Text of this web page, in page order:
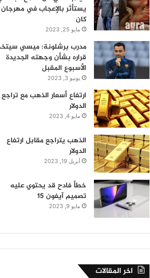
يستأثر بالإعجاب في مهرجان
كان
مايو 25, 2023
مدرب برشلونة: ميسي
قراره بشأن وجهته الجديدة
الأسبوع المقبل
يونيو 3, 2023
ارتفاع أسعار الذهب مع تراجع
الدولار
مايو 4, 2023
الذهب يتراجع مقابل ارتفاع
الدولار
أبريل 19, 2023
خطأ فادح قد يحتوي عليه
تصميم آيفون 15
مايو 9, 2023
اخر المقالات